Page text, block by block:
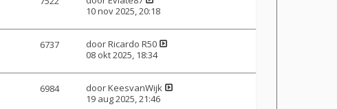
10 nov 2025, 20:18
6737 doorRicardo R50
08 okt 2025, 18:34
6984 doorKeesvanWijk
19 aug 2025, 21:46